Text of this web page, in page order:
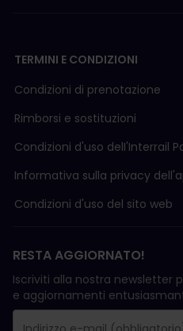
TERMINI E CONDIZIONI
Condizioni di prenotazione
Rimborsi e sostituzioni
Condizioni d'uso delI'Interrail
Informativa sulla privacy
Condizioni d'uso del sito web
RESTA AGGIORNATO!
Iscriviti alla nostra newsletter
e aggiornamenti